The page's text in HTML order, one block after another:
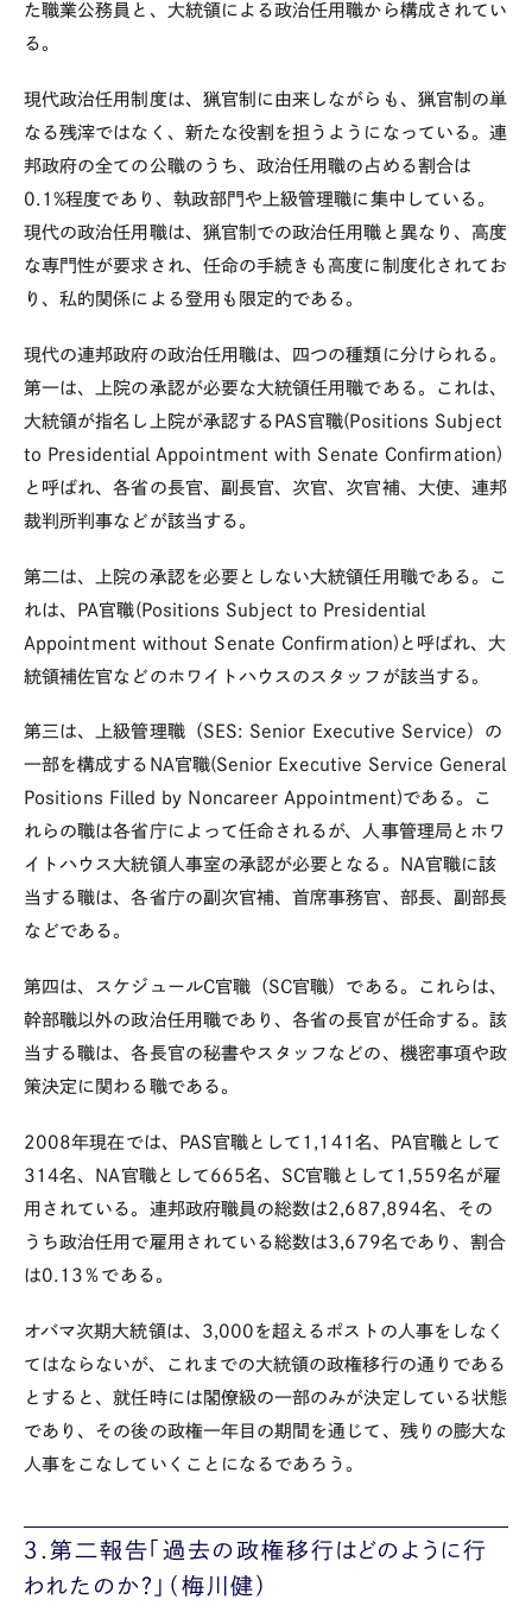
た職業公務員と、大統領による政治任用職から構成されてい
る。
現代政治任用制度は、猟官制に由来しながらも、猟官制の単
なる残滓ではなく、新たな役割を担うようになっている。連
邦政府の全ての公職のうち、政治任用職の占める割合は
0.1%程度であり、執政部門や上級管理職に集中している。
現代の政治任用職は、猟官制での政治任用職と異なり、高度
な専門性が要求され、任命の手続きも高度に制度化されてお
り、私的関係による登用も限定的である。
現代の連邦政府の政治任用職は、四つの種類に分けられる。
第一は、上院の承認が必要な大統領任用職である。これは、
大統領が指名し上院が承認するPAS官職(Positions Subject
to Presidential Appointment with Senate Confirmation)
と呼ばれ、各省の長官、副長官、次官、次官補、大使、連邦
裁判所判事などが該当する。
第二は、上院の承認を必要としない大統領任用職である。こ
れは、PA官職(Positions Subject to Presidential
Appointment without Senate Confirmation)と呼ばれ、大
統領補佐官などのホワイトハウスのスタッフが該当する。
第三は、上級管理職（SES: Senior Executive Service）の
一部を構成するNA官職(Senior Executive Service General
Positions Filled by Noncareer Appointment)である。こ
れらの職は各省庁によって任命されるが、人事管理局とホワ
イトハウス大統領人事室の承認が必要となる。NA官職に該
当する職は、各省庁の副次官補、首席事務官、部長、副部長
などである。
第四は、スケジュールC官職（SC官職）である。これらは、
幹部職以外の政治任用職であり、各省の長官が任命する。該
当する職は、各長官の秘書やスタッフなどの、機密事項や政
策決定に関わる職である。
2008年現在では、PAS官職として1,141名、PA官職として
314名、NA官職として665名、SC官職として1,559名が雇
用されている。連邦政府職員の総数は2,687,894名、その
うち政治任用で雇用されている総数は3,679名であり、割合
は0.13％である。
オバマ次期大統領は、3,000を超えるポストの人事をしなく
てはならないが、これまでの大統領の政権移行の通りである
とすると、就任時には閣僚級の一部のみが決定している状態
であり、その後の政権一年目の期間を通じて、残りの膨大な
人事をこなしていくことになるであろう。
３.第二報告「過去の政権移行はどのように行
われたのか？」（梅川健）